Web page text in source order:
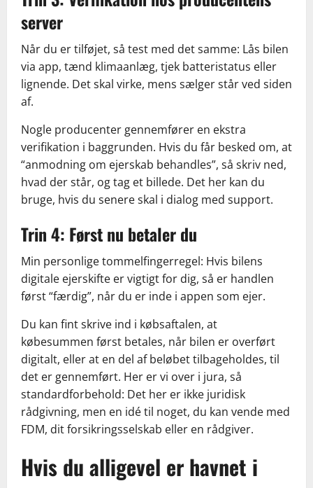
server
Når du er tilføjet, så test med det samme: Lås bilen
via app, tænd klimaanlæg, tjek batteristatus eller
lignende. Det skal virke, mens sælger står ved siden
af.
Nogle producenter gennemfører en ekstra
verifikation i baggrunden. Hvis du får besked om, at
“anmodning om ejerskab behandles”, så skriv ned,
hvad der står, og tag et billede. Det her kan du
bruge, hvis du senere skal i dialog med support.
Trin 4: Først nu betaler du
Min personlige tommelfingerregel: Hvis bilens
digitale ejerskifte er vigtigt for dig, så er handlen
først “færdig”, når du er inde i appen som ejer.
Du kan fint skrive ind i købsaftalen, at
købesummen først betales, når bilen er overført
digitalt, eller at en del af beløbet tilbageholdes, til
det er gennemført. Her er vi over i jura, så
standardforbehold: Det her er ikke juridisk
rådgivning, men en idé til noget, du kan vende med
FDM, dit forsikringsselskab eller en rådgiver.
Hvis du alligevel er havnet i